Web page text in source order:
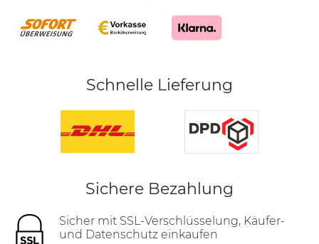
Schnelle Lieferung
Sichere Bezahlung
Sicher mit SSL-Verschlüsselung, Käufer-
und Datenschutz einkaufen